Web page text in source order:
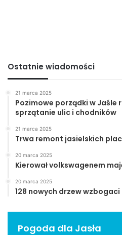
Ostatnie wiadomości
21 marca 2025
Pozimowe porządki w Jaśle
sprzątanie ulic i chodników
21 marca 2025
Trwa remont jasielskich
20 marca 2025
Kierował volkswagenem
20 marca 2025
128 nowych drzew
Pogoda dla Jasła